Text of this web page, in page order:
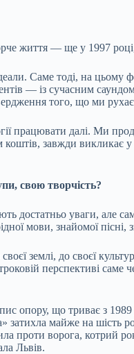
життя — ще у 1997
Саме тоді, на цьому
— із сучасним
того, що ми
працювати далі. Ми
коштів, завжди
свою творчість?
достатньо уваги, але
мови, знайомої
землі, до своєї
перспективі саме
опору, що триває з
затихла майже на шість
проти ворога, котрий
Львів.